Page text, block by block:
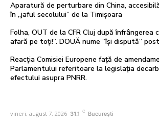
Aparatură de perturbare din China,
în „jaful secolului” de la Timișoara
Folha, OUT de la CFR Cluj după înfrângerea
afară pe toți!”. DOUĂ nume ”își dispută”
Reacția Comisiei Europene față de
Parlamentului referitoare la legislația
efectului asupra PNRR.
vineri, august 7, 2026 31.1 C București